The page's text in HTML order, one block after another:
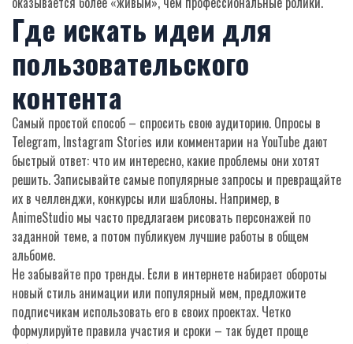
Где искать идеи для
пользовательского
контента
Самый простой способ – спросить свою аудиторию. Опросы в
Telegram, Instagram Stories или комментарии на YouTube дают
быстрый ответ: что им интересно, какие проблемы они хотят
решить. Записывайте самые популярные запросы и превращайте
их в челленджи, конкурсы или шаблоны. Например, в
AnimeStudio мы часто предлагаем рисовать персонажей по
заданной теме, а потом публикуем лучшие работы в общем
альбоме.
Не забывайте про тренды. Если в интернете набирает обороты
новый стиль анимации или популярный мем, предложите
подписчикам использовать его в своих проектах. Четко
формулируйте правила участия и сроки – так будет проще